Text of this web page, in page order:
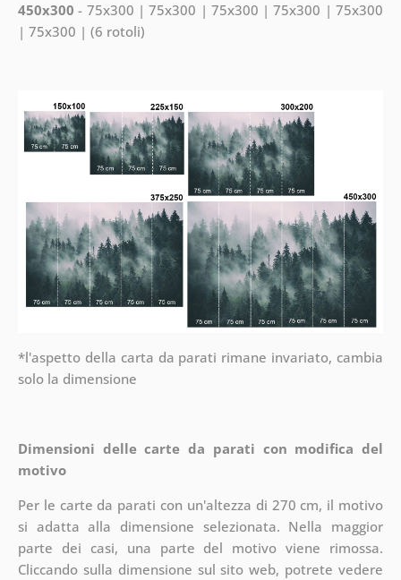
450x300 - 75x300 | 75x300 | 75x300 | 75x300 | 75x300
| 75x300 | (6 rotoli)
*l'aspetto della carta da parati rimane invariato, cambia
solo la dimensione
Dimensioni delle carte da parati con modifica del
motivo
Per le carte da parati con un'altezza di 270 cm, il motivo
si adatta alla dimensione selezionata. Nella maggior
parte dei casi, una parte del motivo viene rimossa.
Cliccando sulla dimensione sul sito web, potrete vedere